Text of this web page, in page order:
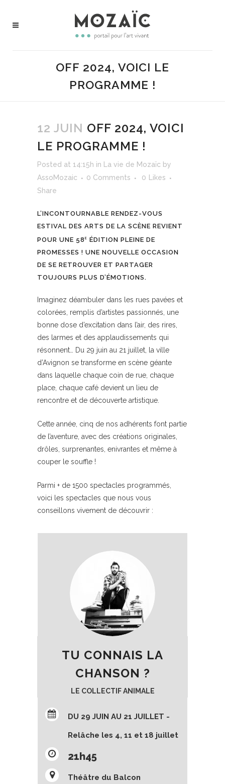
OFF 2024, VOICI LE
PROGRAMME !
12 JUIN OFF 2024, VOICI
LE PROGRAMME !
Posted at 14:15h in La vie de Mozaïc by
AssoMozaic
0 Comments 0
Likes
Share
L’INCONTOURNABLE RENDEZ-VOUS
ESTIVAL DES ARTS DE LA SCÈNE REVIENT
POUR UNE 58 E
ÉDITION PLEINE DE
PROMESSES ! UNE NOUVELLE OCCASION
DE SE RETROUVER ET PARTAGER
TOUJOURS PLUS D’ÉMOTIONS.
Imaginez déambuler dans les rues pavées et
colorées, remplis d’artistes passionnés, une
bonne dose d’excitation dans l’air, des rires,
des larmes et des applaudissements qui
résonnent… Du 29 juin au 21 juillet, la ville
d’Avignon se transforme en scène géante
dans laquelle chaque coin de rue, chaque
place, chaque café devient un lieu de
rencontre et de découverte artistique.
Cette année, cinq de nos adhérents font partie
de l’aventure, avec des créations originales,
drôles, surprenantes, enivrantes et même à
couper le souffle !
Parmi + de 1500 spectacles programmés,
voici les spectacles que nous vous
conseillons vivement de découvrir :
TU CONNAIS LA
CHANSON ?
LE COLLECTIF ANIMALE
DU 29 JUIN AU 21 JUILLET -
Relâche les 4, 11 et 18 juillet
21h45
Théâtre du Balcon